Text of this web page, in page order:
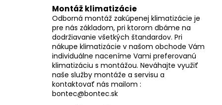
Montáž klimatizácie
Odborná montáž zakúpenej klimatizácie je
pre nás základom, pri ktorom dbáme na
dodržiavanie všetkých štandardov. Pri
nákupe klimatizácie v našom obchode Vám
individuálne naceníme Vami preferovanú
klimatizáciu s montážou. Neváhajte využiť
naše služby montáže a servisu a
kontaktovať nás mailom :
bontec@bontec.sk